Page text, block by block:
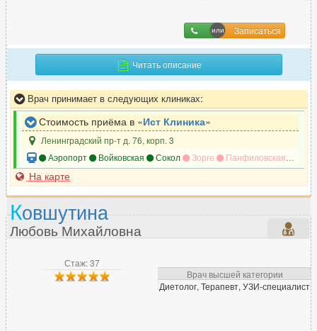
14
Маммолог 282
Массажист
Миколог 129
Н
Нарколог
Невролог 930
Нейропсихолог 97
Нейрофизиолог 13
Неонатолог 17
77
Записаться
Читать описание
Врач принимает в следующих клиниках:
Стоимость приёма в «Ист Клиника»
Ленинградский пр-т д. 76, корп. 3
Аэропорт
Войковская Сокол Зорге Панфиловская
На карте
Стаж: 37
Врач высшей категории
Диетолог, Терапевт, УЗИ-специалист
Ковшутина
Любовь Михайловна